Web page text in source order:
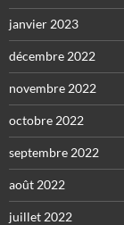
janvier 2023
décembre 2022
novembre 2022
octobre 2022
septembre 2022
août 2022
juillet 2022